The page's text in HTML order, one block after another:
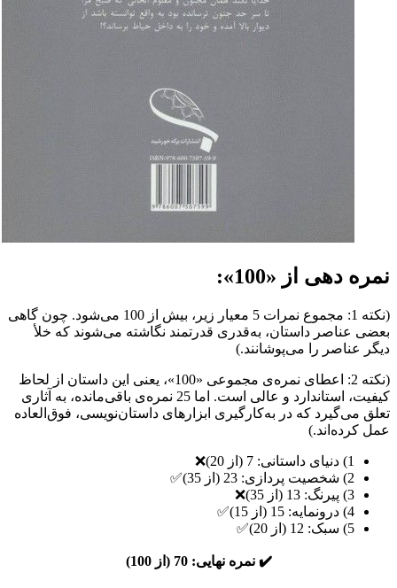
نمره دهی از «100»:
(نکته 1: مجموع نمرات 5 معیار زیر، بیش از 100 می‌شود. چون گاهی
بعضی عناصر داستان، به‌قدری قدرتمند نگاشته می‌شوند که خلأ
دیگر عناصر را می‌پوشانند.)
(نکته 2: اعطای نمره‌ی مجموعی «100»، یعنی این داستان از لحاظ
کیفیت، استاندارد و عالی است. اما 25 نمره‌ی باقی‌مانده، به آثاری
تعلق می‌گیرد که در به‌کارگیری ابزارهای داستان‌نویسی، فوق‌العاده
عمل کرده‌اند.)
1) دنیای داستانی: 7 (از 20)❌
2) شخصیت پردازی: 23 (از 35)✅
3) پیرنگ: 13 (از 35)❌
4) درونمایه: 15 (از 15)✅
5) سبک: 12 (از 20)✅
✔️ نمره نهایی: 70 (از 100)